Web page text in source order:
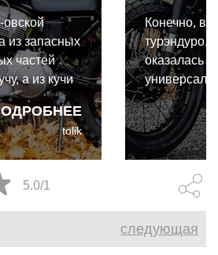
из запасных
частей
а из кучи
полностью
под
Parts
tolik
Конечно, в
турэндуро,
оказалась
чем
Кастомные
появляться
оказалось,
весьма
5.0/1
следующая